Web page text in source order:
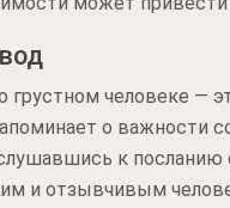
грустном человеке —
о важности
к посланию
и отзывчивым